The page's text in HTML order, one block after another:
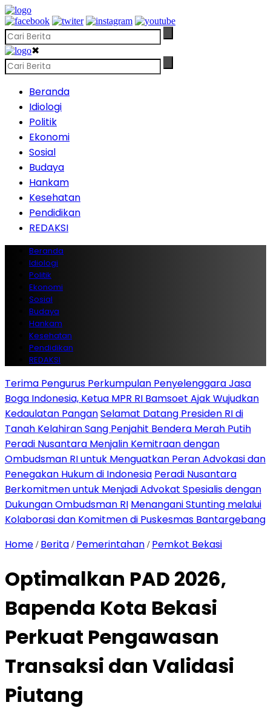
✖
Beranda
Idiologi
Politik
Ekonomi
Sosial
Budaya
Hankam
Kesehatan
Pendidikan
REDAKSI
Beranda
Idiologi
Politik
Ekonomi
Sosial
Budaya
Hankam
Kesehatan
Pendidikan
REDAKSI
Terima Pengurus Perkumpulan Penyelenggara Jasa
Boga Indonesia, Ketua MPR RI Bamsoet Ajak Wujudkan
Kedaulatan PanganSelamat Datang Presiden RI di
Tanah Kelahiran Sang Penjahit Bendera Merah Putih
Peradi Nusantara Menjalin Kemitraan dengan
Ombudsman RI untuk Menguatkan Peran Advokasi dan
Penegakan Hukum di Indonesia Peradi Nusantara
Berkomitmen untuk Menjadi Advokat Spesialis dengan
Dukungan Ombudsman RI Menangani Stunting melalui
Kolaborasi dan Komitmen di Puskesmas Bantargebang
Home / Berita / Pemerintahan / Pemkot Bekasi
‎Optimalkan PAD 2026,
Bapenda Kota Bekasi
Perkuat Pengawasan
Transaksi dan Validasi
Piutang